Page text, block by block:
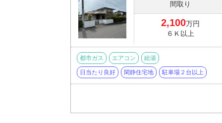
間取り
2,100万円
６Ｋ以上
都市ガス エアコン 給湯
日当たり良好 閑静住宅地 駐車場２台以上